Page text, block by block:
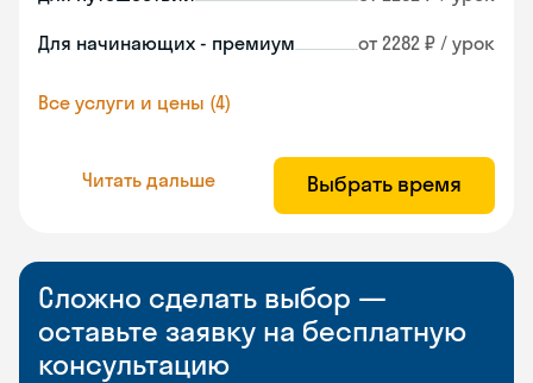
Для начинающих - премиум от 2282 ₽ / урок
Все услуги и цены (4)
Читать дальше Выбрать время
Сложно сделать выбор —
оставьте заявку на бесплатную
консультацию